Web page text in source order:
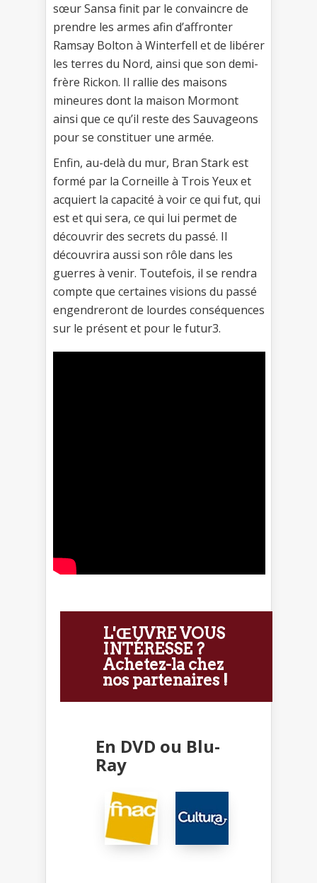
sœur Sansa finit par le convaincre de
prendre les armes afin d’affronter
Ramsay Bolton à Winterfell et de libérer
les terres du Nord, ainsi que son demi-
frère Rickon. Il rallie des maisons
mineures dont la maison Mormont
ainsi que ce qu’il reste des Sauvageons
pour se constituer une armée.
Enfin, au-delà du mur, Bran Stark est
formé par la Corneille à Trois Yeux et
acquiert la capacité à voir ce qui fut, qui
est et qui sera, ce qui lui permet de
découvrir des secrets du passé. Il
découvrira aussi son rôle dans les
guerres à venir. Toutefois, il se rendra
compte que certaines visions du passé
engendreront de lourdes conséquences
sur le présent et pour le futur3.
L'ŒUVRE VOUS
INTÉRESSE ?
Achetez-la chez
nos partenaires !
En DVD ou Blu-
Ray